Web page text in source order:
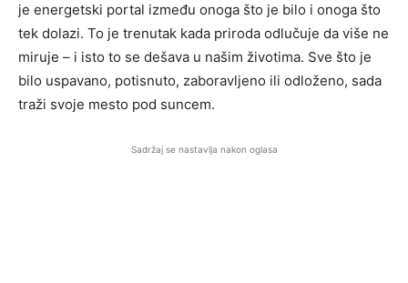
je energetski portal između onoga što je bilo i onoga što
tek dolazi. To je trenutak kada priroda odlučuje da više ne
miruje – i isto to se dešava u našim životima. Sve što je
bilo uspavano, potisnuto, zaboravljeno ili odloženo, sada
traži svoje mesto pod suncem.
Sadržaj se nastavlja nakon oglasa